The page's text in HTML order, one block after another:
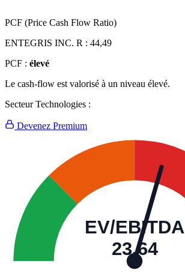
PCF (Price Cash Flow Ratio)
ENTEGRIS INC. R : 44,49
PCF : élevé
Le cash-flow est valorisé à un niveau élevé.
Secteur Technologies :
Devenez Premium
EV/EBITDA
23,64